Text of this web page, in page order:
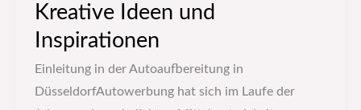
Kreative Ideen und
Inspirationen
Einleitung in der Autoaufbereitung in
DüsseldorfAutowerbung hat sich im Laufe der